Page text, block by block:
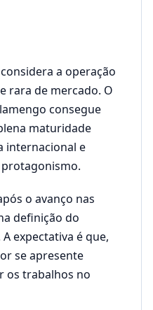
a operação
rara de mercado. O
consegue
maturidade
internacional e
o avanço nas
definição do
expectativa é que,
se apresente
os trabalhos no